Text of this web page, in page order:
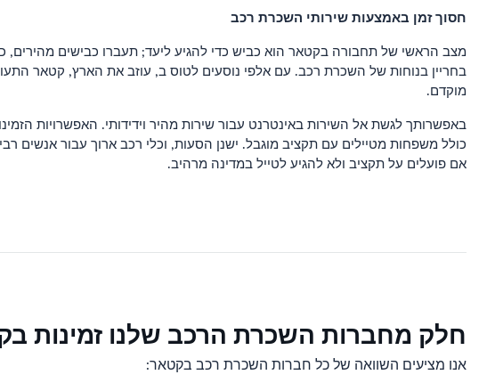
חסוך זמן באמצעות שירותי השכרת רכב
מצב הראשי של תחבורה בקטאר הוא כביש כדי להגיע ליעד; תעברו כבישים
בחריין בנוחות של השכרת רכב. עם אלפי נוסעים לטוס ב, עוזב את הארץ, קטאר
מוקדם.
באפשרותך לגשת אל השירות באינטרנט עבור שירות מהיר וידידותי. האפשרויות
כולל משפחות מטיילים עם תקציב מוגבל. ישנן הסעות, וכלי רכב ארוך עבור אנשים
אם פועלים על תקציב ולא להגיע לטייל במדינה מרהיב.
חלק מחברות השכרת הרכב שלנו זמינות
אנו מציעים השוואה של כל חברות השכרת רכב בקטאר: